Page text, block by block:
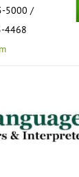
5000 /
4468